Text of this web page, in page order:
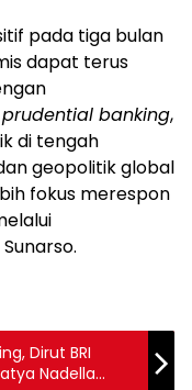
pada tiga bulan
dapat terus
prudential banking,
di tengah
geopolitik global
fokus merespon
Dirut BRI
Nadella